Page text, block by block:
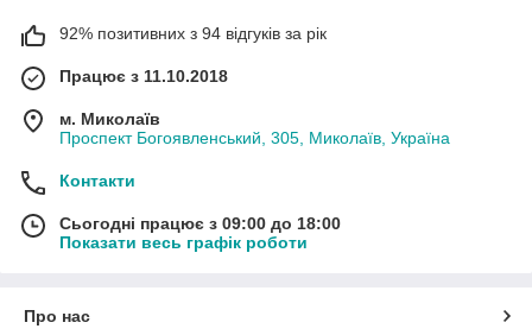
92% позитивних з 94 відгуків за рік
Працює з 11.10.2018
м. Миколаїв
Проспект Богоявленський, 305, Миколаїв, Україна
Контакти
Сьогодні працює з 09:00 до 18:00
Показати весь графік роботи
Про нас